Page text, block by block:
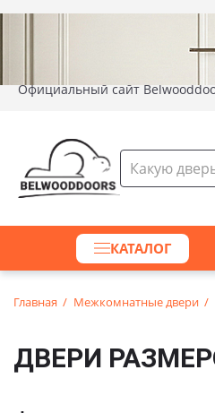
Официальный сайт
КАТАЛОГ
Главная Межкомнатные двери
ДВЕРИ